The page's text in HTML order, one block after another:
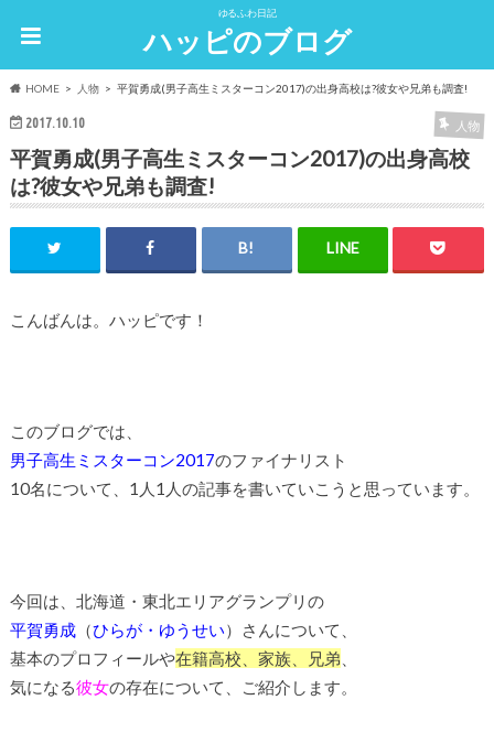
ゆるふわ日記
ハッピのブログ
HOME 人物 平賀勇成(男子高生ミスターコン2017)の出身高校は?彼女や兄弟も調査!
2017.10.10 人物
平賀勇成(男子高生ミスターコン2017)の出身高校
は?彼女や兄弟も調査!
こんばんは。ハッピです！
このブログでは、
男子高生ミスターコン2017のファイナリスト
10名について、1人1人の記事を書いていこうと思っています。
今回は、北海道・東北エリアグランプリの
平賀勇成（ひらが・ゆうせい）さんについて、
基本のプロフィールや在籍高校、家族、兄弟
気になる彼女の存在について、ご紹介します。